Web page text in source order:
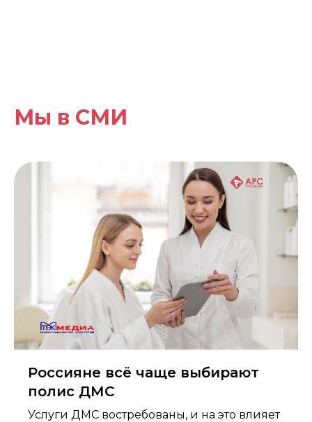
Мы в СМИ
Россияне всё чаще выбирают
полис ДМС
Услуги ДМС востребованы, и на это влияет